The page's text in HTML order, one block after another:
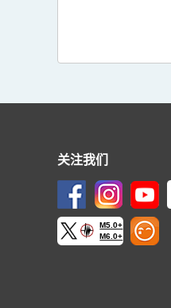
关注我们
M5.0+
M6.0+